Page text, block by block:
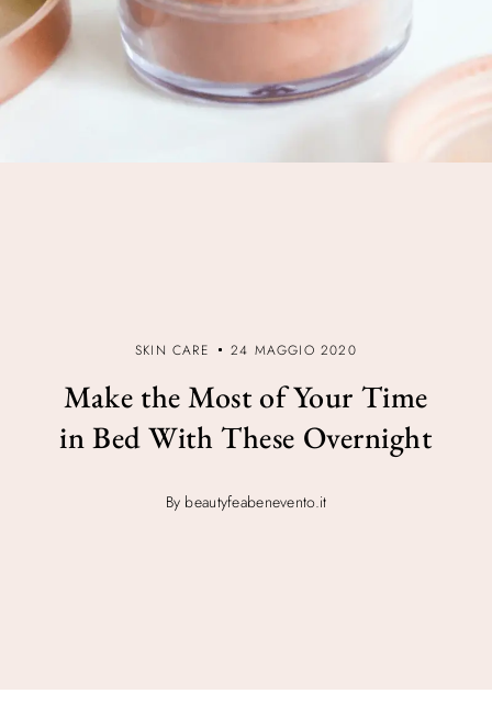
SKIN CARE 24 MAGGIO 2020
Make the Most of Your Time
in Bed With These Overnight
By beautyfeabenevento.it